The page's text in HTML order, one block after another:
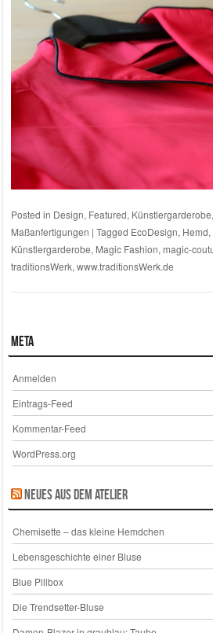
Posted in Design, Featured, Künstlergarderobe,
Maßanfertigungen | Tagged EcoDesign, Hemd,
Künstlergarderobe, Magic Fashion, magic-
traditionsWerk, www.traditionsWerk.de
Meta
Anmelden
Eintrags-Feed
Kommentar-Feed
WordPress.org
Neues aus dem Atelier
Chemisette – das kleine Hemdchen
Lebensgeschichte einer Bluse
Blue Pillbox
Die Trendsetter-Bluse